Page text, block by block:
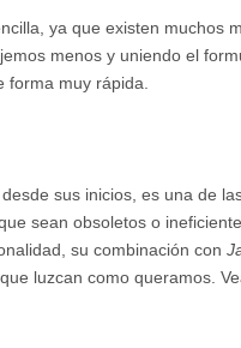
ya que existen muchos
menos y uniendo el
forma muy rápida.
sus inicios, es una de
sean obsoletos o
su combinación con
luzcan como queramos.